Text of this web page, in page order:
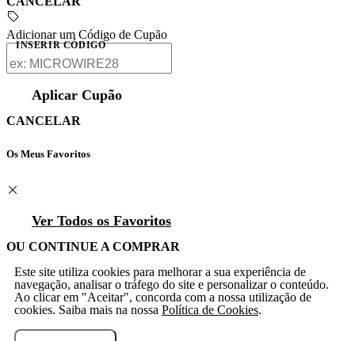
Adicionar um Código de Cupão
INSERIR CÓDIGO
Aplicar Cupão
CANCELAR
Os Meus Favoritos
Ver Todos os Favoritos
OU CONTINUE A COMPRAR
Este site utiliza cookies para melhorar a sua experiência de
navegação, analisar o tráfego do site e personalizar o conteúdo.
Ao clicar em "Aceitar", concorda com a nossa utilização de
cookies. Saiba mais na nossa Política de Cookies.